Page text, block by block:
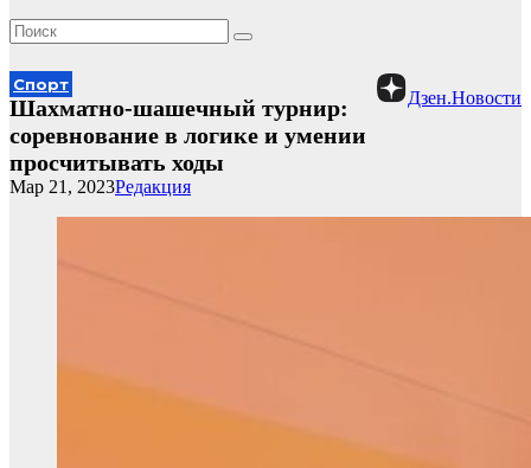
Дзен.Новости
Спорт
Шахматно-шашечный турнир:
соревнование в логике и умении
просчитывать ходы
Редакция
Мар 21, 2023